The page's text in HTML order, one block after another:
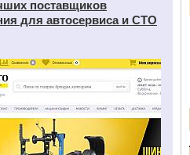
поставщиков
для автосервиса и СТО